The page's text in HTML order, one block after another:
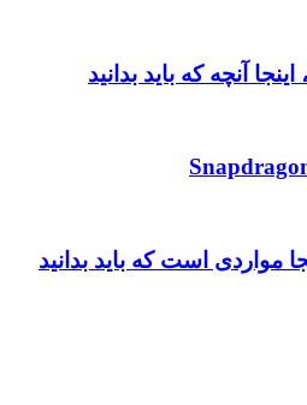
مواردی است که باید بدانید